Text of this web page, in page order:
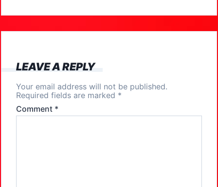
b
o
k
d
o
LEAVE A REPLY
Your email address will not be published.
Required fields are marked *
Comment *